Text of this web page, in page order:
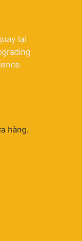
lại
hàng.